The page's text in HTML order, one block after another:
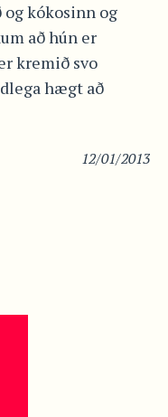
og kókosinn og
að hún er
kremið svo
hægt að
12/01/2013